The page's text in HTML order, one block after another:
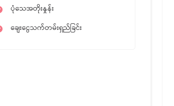
ပုံသေအတိုးနှုန်း
ချေးငွေသက်တမ်းရှည်ခြင်း